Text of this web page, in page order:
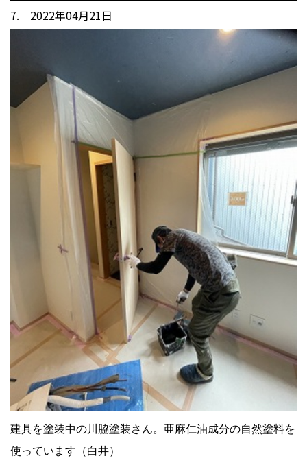
7. 2022年04月21日
建具を塗装中の川脇塗装さん。亜麻仁油成分の自然塗料を
使っています（白井）